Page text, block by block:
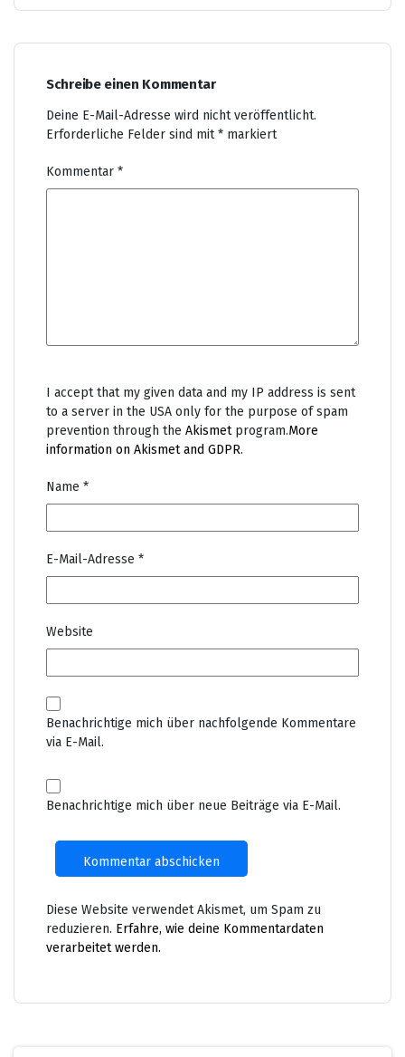
Schreibe einen Kommentar
Deine E-Mail-Adresse wird nicht veröffentlicht.
Erforderliche Felder sind mit* markiert
Kommentar *
I accept that my given data and my IP address is sent
to a server in the USA only for the purpose of spam
prevention through the Akismetprogram.More
information on Akismet and GDPR.
Name *
E-Mail-Adresse *
Website
Benachrichtige mich über nachfolgende Kommentare
via E-Mail.
Benachrichtige mich über neue Beiträge via E-Mail.
Diese Website verwendet Akismet, um Spam zu
reduzieren. Erfahre, wie deine Kommentardaten
verarbeitet werden.